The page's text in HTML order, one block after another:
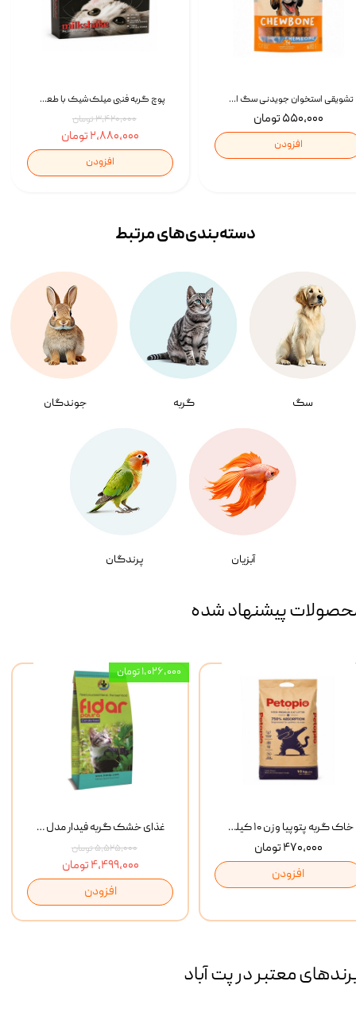
پوچ گربه فنبی میلک‌شیک با طعم مرغ Faenbei Cat Milk Shake Pouch بسته 12 عددی
۳,۴۲۰,۰۰۰ تومان
۲,۸۸۰,۰۰۰ تومان
افزودن
تشویقی استخوان جویدنی سگ اسنکی کرانچی با طعم مرغ Snacky Crunchy Munchy وزن 100 گرم
۵۵۰,۰۰۰ تومان
افزودن
سگ گربه جوندگان
آبزیان پرندگان
دسته‌بندی‌‌های مرتبط
پیشنهاد شده
غذای خشک گربه فیدار مدل Adult وزن 10 کیلوگرم
۵,۵۲۵,۰۰۰ تومان
۴,۴۹۹,۰۰۰ تومان
افزودن
۱,۰۲۶,۰۰۰ تومان
خاک گربه پتوپیا وزن ۱۰ کیلوگرم
۴۷۰,۰۰۰ تومان
افزودن
معتبر در پت آباد